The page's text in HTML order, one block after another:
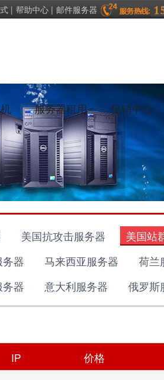
| 帮助中心 | 邮件服务器
服务器租用 促销中心
美国抗攻击服务器
美国站
器 马来西亚服务器
荷兰
器 意大利服务器 俄罗斯
IP 价格